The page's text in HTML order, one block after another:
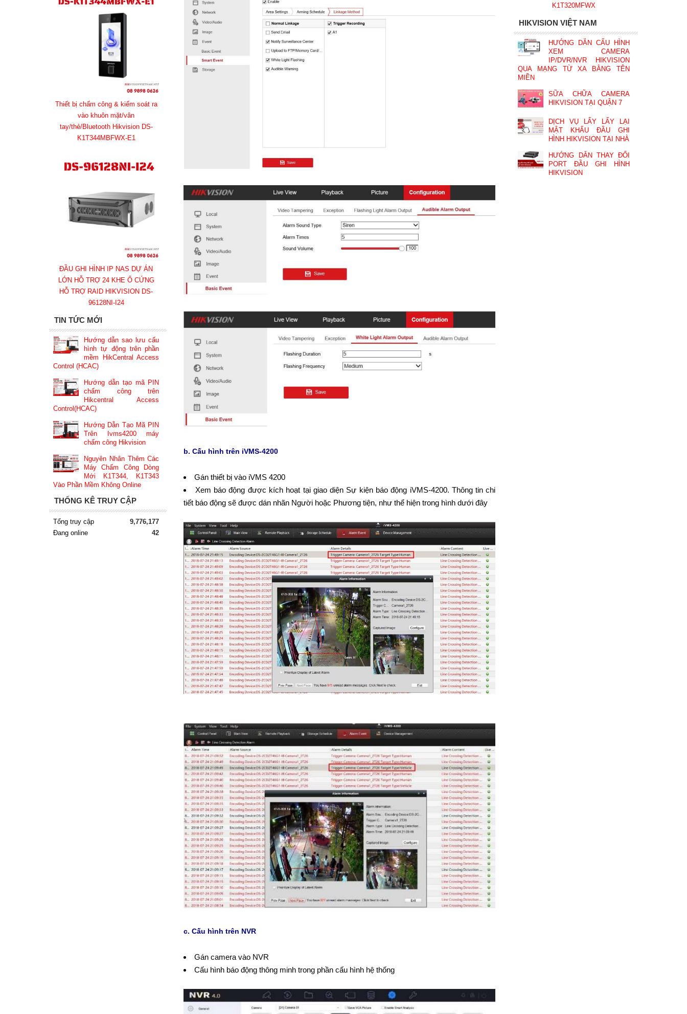
b. Cấu hình trên iVMS-4200
Gán thiết bị vào iVMS 4200
Xem báo động được kích hoạt tại giao diện Sự kiện báo động iVMS-4200. Thông tin chi
tiết báo động sẽ được dán nhãn Người hoặc Phương tiện, như thể hiện trong hình dưới đây
c. Cấu hình trên NVR
Gán camera vào NVR
Cấu hình báo động thông minh trong phần cấu hình hệ thống
K1T320MFWX
HIKVISION VIỆT NAM
HƯỚNG DẪN CẤU HÌNH
XEM CAMERA
IP/DVR/NVR HIKVISION
QUA MẠNG TỪ XA BẰNG TÊN
MIỀN
SỮA CHỮA CAMERA
HIKVISION TẠI QUẬN 7
DỊCH VỤ LẤY LẤY LẠI
MẬT KHẨU ĐẦU GHI
HÌNH HIKVISION TẠI NHÀ
HƯỚNG DẪN THAY ĐỔI
PORT ĐẦU GHI HÌNH
HIKVISION
Thiết bị chấm công & kiểm soát ra
vào khuôn mặt/vân
tay/thẻ/Bluetooth Hikvision DS-
K1T344MBFWX-E1
ĐẦU GHI HÌNH IP NAS DỰ ÁN
LỚN HỖ TRỢ 24 KHE Ổ CỨNG
HỖ TRỢ RAID HIKVISION DS-
96128NI-I24
TIN TỨC MỚI
Hướng dẫn sao lưu cấu
hình tự động trên phần
mềm HikCentral Access
Control (HCAC)
Hướng dẫn tạo mã PIN
chấm công trên
Hikcentral Access
Control(HCAC)
Hướng Dẫn Tạo Mã PIN
Trên Ivms4200 máy
chấm công Hikvision
Nguyên Nhân Thêm Các
Máy Chấm Công Dòng
Mới K1T344, K1T343
Vào Phần Mềm Không Online
THỐNG KÊ TRUY CẬP
Tổng truy cập
9,776,177
Đang online
42